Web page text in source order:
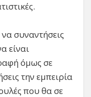
συναντήσεις
είναι
όμως σε
την εμπειρία
που θα σε